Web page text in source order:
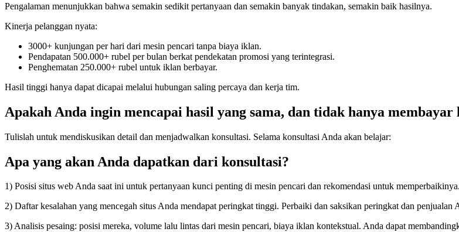
Pengalaman menunjukkan bahwa semakin sedikit pertanyaan dan semakin banyak tindakan, semakin baik hasilnya.
Kinerja pelanggan nyata:
3000+ kunjungan per hari dari mesin pencari tanpa biaya iklan.
Pendapatan 500.000+ rubel per bulan berkat pendekatan promosi yang terintegrasi.
Penghematan 250.000+ rubel untuk iklan berbayar.
Hasil tinggi hanya dapat dicapai melalui hubungan saling percaya dan kerja tim.
Apakah Anda ingin mencapai hasil yang sama, dan tidak hanya membayar
Tulislah untuk mendiskusikan detail dan menjadwalkan konsultasi. Selama konsultasi Anda akan belajar:
Apa yang akan Anda dapatkan dari konsultasi?
1) Posisi situs web Anda saat ini untuk pertanyaan kunci penting di mesin pencari dan rekomendasi untuk memperbaikinya.
2) Daftar kesalahan yang mencegah situs Anda mendapat peringkat tinggi. Perbaiki dan saksikan peringkat dan penjualan
3) Analisis pesaing: posisi mereka, volume lalu lintas dari mesin pencari, biaya iklan kontekstual. Anda dapat